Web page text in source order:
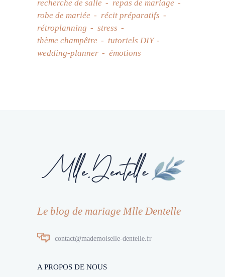
recherche de salle
repas de mariage
robe de mariée
récit préparatifs
rétroplanning
stress
thème champêtre
tutoriels DIY
wedding-planner
émotions
Le blog de mariage Mlle Dentelle
contact@mademoiselle-dentelle.fr
A PROPOS DE NOUS